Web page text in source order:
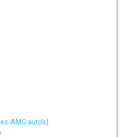
AMG auto's)